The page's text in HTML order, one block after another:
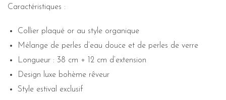
Caractéristiques :
Collier plaqué or au style organique
Mélange de perles d’eau douce et de perles de verre
Longueur : 38 cm + 12 cm d’extension
Design luxe bohème rêveur
Style estival exclusif